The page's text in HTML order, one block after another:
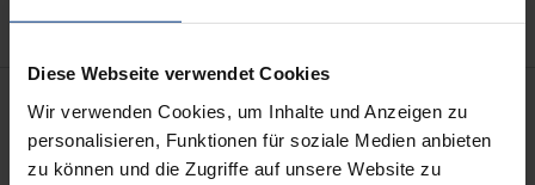
Diese Webseite verwendet Cookies
Wir verwenden Cookies, um Inhalte und Anzeigen zu
personalisieren, Funktionen für soziale Medien anbieten
zu können und die Zugriffe auf unsere Website zu
Beschreibung
Dieses Buch stellt eine Pionierarbeit im Bereich des